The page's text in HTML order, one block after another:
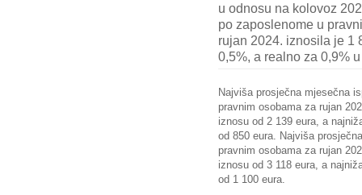
u odnosu na kolovoz
po zaposlenome u
rujan 2024. iznosila je 1
0,5%, a realno za 0,9%
Najviša prosječna mjesečna
pravnim osobama za rujan
iznosu od 2 139 eura, a
od 850 eura. Najviša
pravnim osobama za rujan
iznosu od 3 118 eura, a
od 1 100 eura.